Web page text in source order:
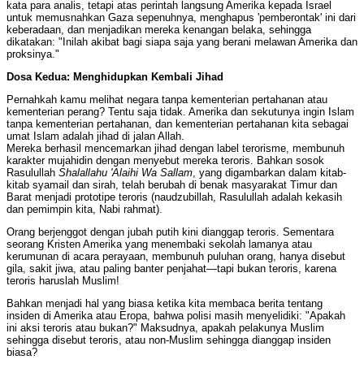
kata para analis, tetapi atas perintah langsung Amerika kepada Israel
untuk memusnahkan Gaza sepenuhnya, menghapus 'pemberontak' ini dari
keberadaan, dan menjadikan mereka kenangan belaka, sehingga
dikatakan: "Inilah akibat bagi siapa saja yang berani melawan Amerika dan
proksinya."
Dosa Kedua: Menghidupkan Kembali Jihad
Pernahkah kamu melihat negara tanpa kementerian pertahanan atau
kementerian perang? Tentu saja tidak. Amerika dan sekutunya ingin Islam
tanpa kementerian pertahanan, dan kementerian pertahanan kita sebagai
umat Islam adalah jihad di jalan Allah.
Mereka berhasil mencemarkan jihad dengan label terorisme, membunuh
karakter mujahidin dengan menyebut mereka teroris. Bahkan sosok
Rasulullah Shalallahu 'Alaihi Wa Sallam, yang digambarkan dalam kitab-
kitab syamail dan sirah, telah berubah di benak masyarakat Timur dan
Barat menjadi prototipe teroris (naudzubillah, Rasulullah adalah kekasih
dan pemimpin kita, Nabi rahmat).
Orang berjenggot dengan jubah putih kini dianggap teroris. Sementara
seorang Kristen Amerika yang menembaki sekolah lamanya atau
kerumunan di acara perayaan, membunuh puluhan orang, hanya disebut
gila, sakit jiwa, atau paling banter penjahat—tapi bukan teroris, karena
teroris haruslah Muslim!
Bahkan menjadi hal yang biasa ketika kita membaca berita tentang
insiden di Amerika atau Eropa, bahwa polisi masih menyelidiki: "Apakah
ini aksi teroris atau bukan?" Maksudnya, apakah pelakunya Muslim
sehingga disebut teroris, atau non-Muslim sehingga dianggap insiden
biasa?